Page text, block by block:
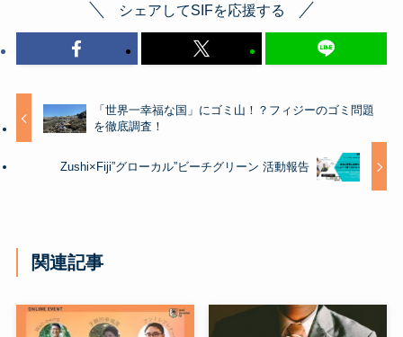
シェアしてSIFを応援する
「世界一幸福な国」にゴミ山！？フィジーのゴミ問題
を徹底調査！
Zushi×Fiji”グローカル”ビーチグリーン 活動報告
関連記事